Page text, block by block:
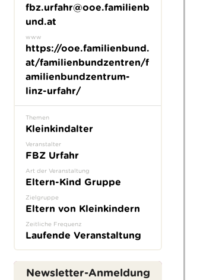
fbz.urfahr@ooe.familienb
und.at
www
https://ooe.familienbund.
at/familienbundzentren/f
amilienbundzentrum-
linz-urfahr/
Themen
Kleinkindalter
Veranstalter
FBZ Urfahr
Art der Veranstaltung
Eltern-Kind Gruppe
Zielgruppe
Eltern von Kleinkindern
Zeitliche Frequenz
Laufende Veranstaltung
Newsletter-Anmeldung